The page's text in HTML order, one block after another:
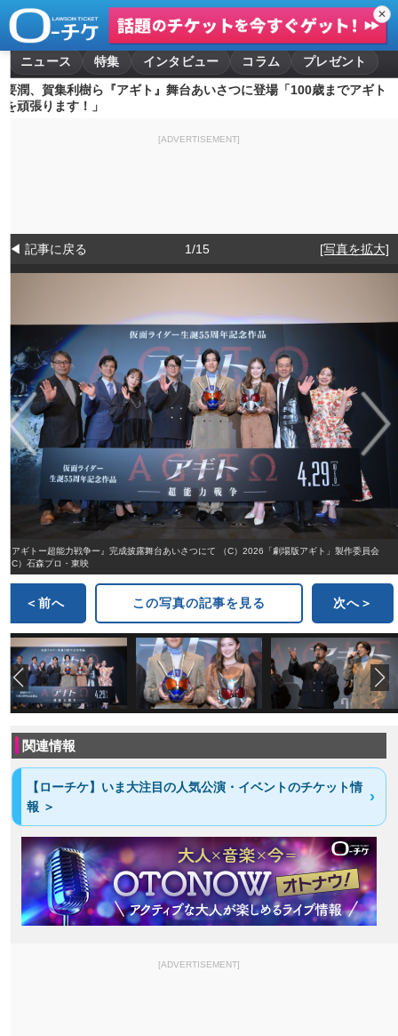
✕
ニュース 特集 インタビュー コラム
プレゼント
要潤、賀集利樹ら『アギト』舞台あいさつに登場「100歳までアギト
を頑張ります！」
[ADVERTISEMENT]
◀ 記事に戻る 1/15 [写真を拡大]
『アギトー超能力戦争ー』完成披露舞台あいさつにて （C）2026「劇場版アギト」製作委員会
（C）石森プロ・東映
＜前へ この写真の記事を見る 次へ＞
関連情報
【ローチケ】いま大注目の人気公演・イベントのチケット情
報 ＞
[ADVERTISEMENT]